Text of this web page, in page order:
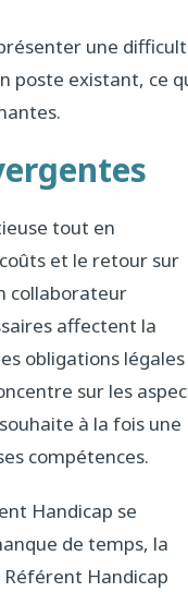
une
poste existant, ce
tout en
et le retour sur
collaborateur
affectent la
obligations légales
sur les
souhaite à la fois une
compétences.
Handicap se
de temps, la
Référent Handicap